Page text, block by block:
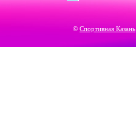
© Спортивная Казань